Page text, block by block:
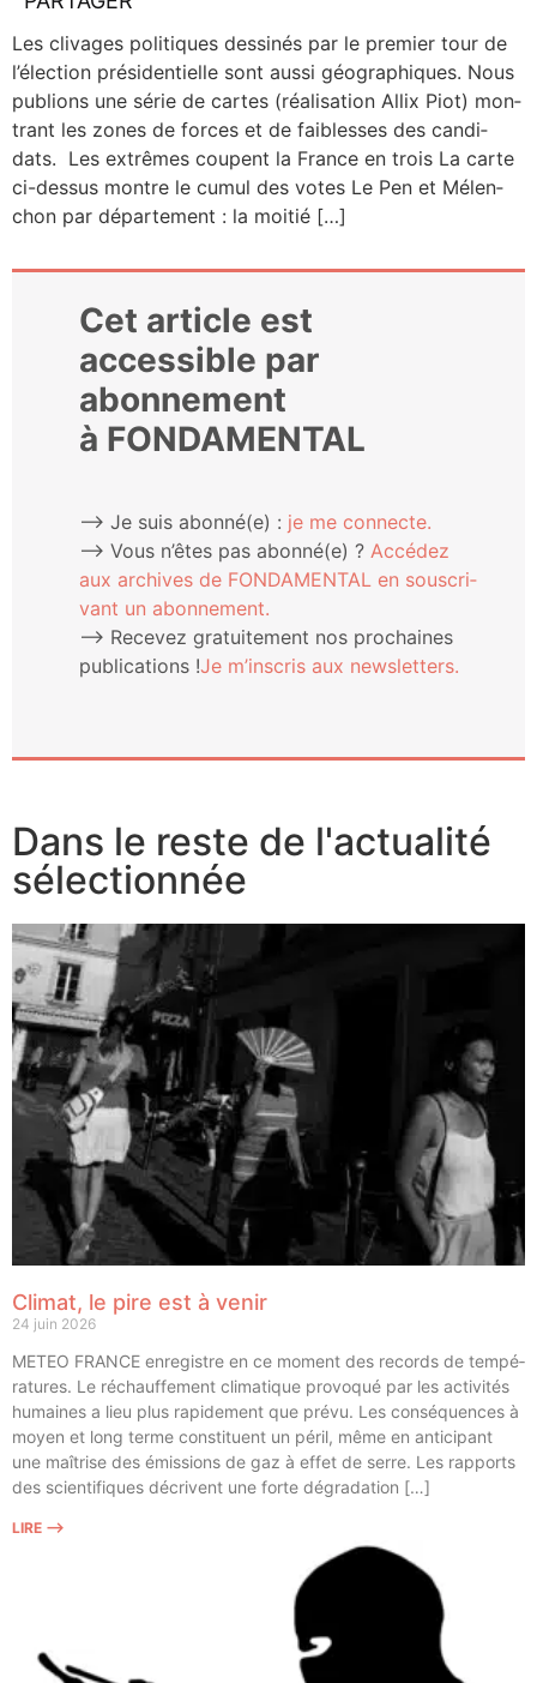
Les cli­vages poli­tiques des­si­nés par le pre­mier tour de
l’é­lec­tion pré­si­den­tielle sont aus­si géo­gra­phiques. Nous
publions une série de cartes (réa­li­sa­tion Allix Piot) mon­
trant les zones de forces et de fai­blesses des can­di­
dats. Les extrêmes coupent la France en trois La carte
ci-des­­sus montre le cumul des votes Le Pen et Mélen­
chon par dépar­te­ment : la moitié […]
Cet article est
accessible par
abonnement
à FONDAMENTAL
⟶ Je suis abonné(e) : je me connecte.
⟶ Vous n’êtes pas abonné(e) ? Accé­dez
aux archives de FONDAMENTAL en sous­cri­
vant un abonnement.
⟶ Rece­vez gra­tui­te­ment nos pro­chaines
publi­ca­tions !Je m’ins­cris aux newsletters.
Dans le reste de l'actualité
sélectionnée
Climat, le pire est à venir
24 juin 2026
METEO FRANCE enre­gistre en ce moment des records de tem­pé­
ra­tures. Le réchauf­fe­ment cli­ma­tique pro­vo­qué par les acti­vi­tés
humaines a lieu plus rapi­de­ment que pré­vu. Les consé­quences à
moyen et long terme consti­tuent un péril, même en anti­ci­pant
une maî­trise des émis­sions de gaz à effet de serre. Les rap­ports
des scien­ti­fiques décrivent une forte dégradation […]
LIRE ⟶